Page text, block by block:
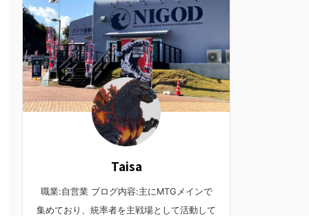
Taisa
職業:自営業 ブログ内容:主にMTGメインで
集めており、統率者を主戦場として活動して